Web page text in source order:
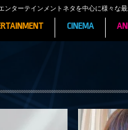
ンターテインメントネタを中心に様々な
CINEMA